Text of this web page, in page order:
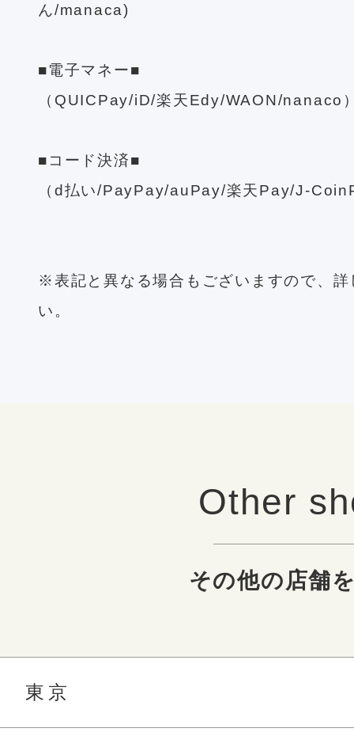
ん/manaca)
■電子マネー■
（QUICPay/iD/楽天Edy/WAON/nanaco
■コード決済■
（d払い/PayPay/auPay/楽天Pay/J-
※表記と異なる場合もございますので、
い。
Other
その他の店舗
東京